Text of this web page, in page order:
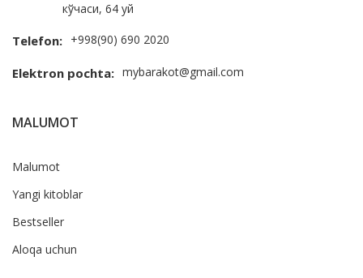
кўчаси, 64 уй
Telefon: +998(90) 690 2020
Elektron pochta: mybarakot@gmail.com
MALUMOT
Malumot
Yangi kitoblar
Bestseller
Aloqa uchun